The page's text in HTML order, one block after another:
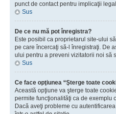
punct de contact pentru implicaţii
Sus
De ce nu mă pot înregistra?
Este posibil ca proprietarul site-ului
pe care încercaţi să-l înregistraţi. De
ului pentru a preveni vizitatorii noi să
Sus
Ce face opţiunea “Şterge toate
Această opţiune va şterge toate
permite funcţionalităţi ca de exemplu
Dacă aveţi probleme cu